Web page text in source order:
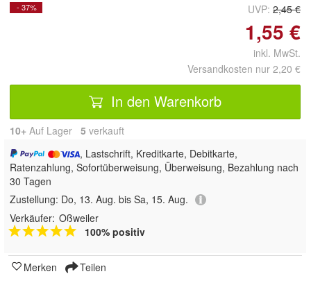
- 37% UVP: 2,45 €
1,55 €
inkl. MwSt.
Versandkosten nur 2,20 €
In den Warenkorb
10+ Auf Lager 5 verkauft
, Lastschrift, Kreditkarte, Debitkarte,
Ratenzahlung, Sofortüberweisung, Überweisung, Bezahlung nach
30 Tagen
Zustellung: Do, 13. Aug. bis Sa, 15. Aug.
Verkäufer: Oßweiler
100% positiv
Merken Teilen